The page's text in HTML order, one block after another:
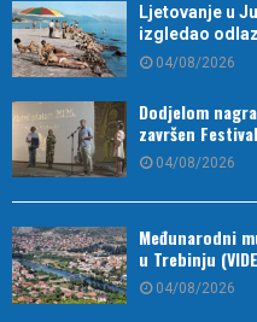
Ljetovanje u
izgledao
04/08/2026
Dodjelom
završen
04/08/2026
Međunarodni
u Trebinju
04/08/2026